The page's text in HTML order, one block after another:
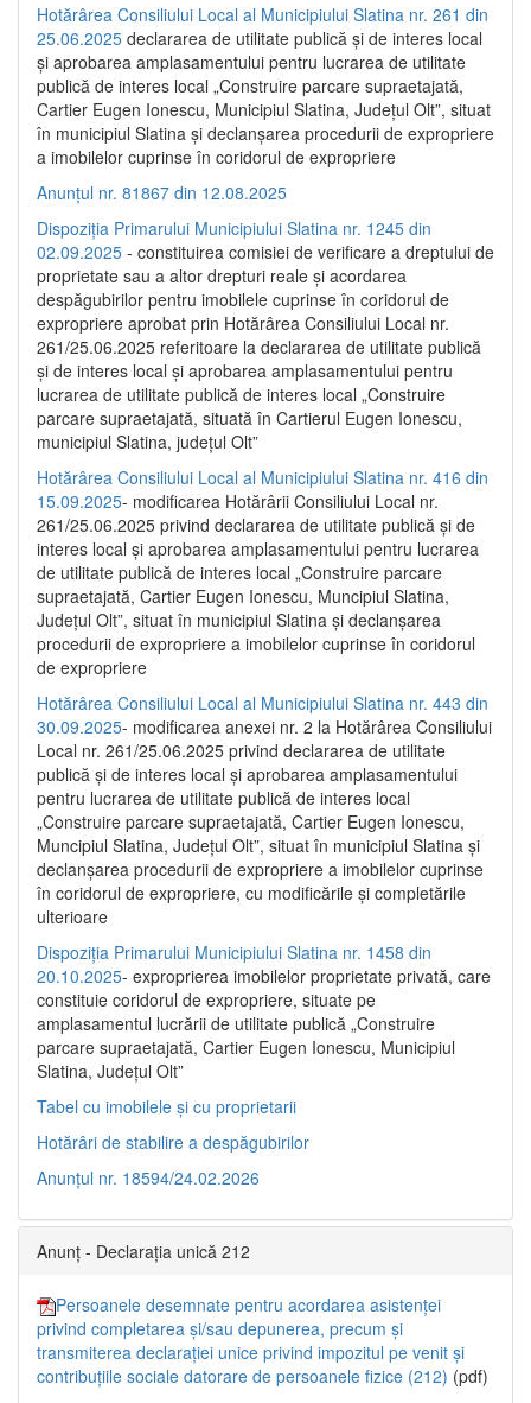
Hotărârea Consiliului Local al Municipiului Slatina nr. 261 din
25.06.2025 declararea de utilitate publică și de interes local
și aprobarea amplasamentului pentru lucrarea de utilitate
publică de interes local „Construire parcare supraetajată,
Cartier Eugen Ionescu, Municipiul Slatina, Județul Olt”, situat
în municipiul Slatina și declanșarea procedurii de expropriere
a imobilelor cuprinse în coridorul de expropriere
Anunțul nr. 81867 din 12.08.2025
Dispoziția Primarului Municipiului Slatina nr. 1245 din
02.09.2025 - constituirea comisiei de verificare a dreptului de
proprietate sau a altor drepturi reale și acordarea
despăgubirilor pentru imobilele cuprinse în coridorul de
expropriere aprobat prin Hotărârea Consiliului Local nr.
261/25.06.2025 referitoare la declararea de utilitate publică
și de interes local și aprobarea amplasamentului pentru
lucrarea de utilitate publică de interes local „Construire
parcare supraetajată, situată în Cartierul Eugen Ionescu,
municipiul Slatina, județul Olt”
Hotărârea Consiliului Local al Municipiului Slatina nr. 416 din
15.09.2025- modificarea Hotărârii Consiliului Local nr.
261/25.06.2025 privind declararea de utilitate publică și de
interes local și aprobarea amplasamentului pentru lucrarea
de utilitate publică de interes local „Construire parcare
supraetajată, Cartier Eugen Ionescu, Muncipiul Slatina,
Județul Olt”, situat în municipiul Slatina și declanșarea
procedurii de expropriere a imobilelor cuprinse în coridorul
de expropriere
Hotărârea Consiliului Local al Municipiului Slatina nr. 443 din
30.09.2025- modificarea anexei nr. 2 la Hotărârea Consiliului
Local nr. 261/25.06.2025 privind declararea de utilitate
publică şi de interes local şi aprobarea amplasamentului
pentru lucrarea de utilitate publică de interes local
„Construire parcare supraetajată, Cartier Eugen Ionescu,
Muncipiul Slatina, Judeţul Olt”, situat în municipiul Slatina şi
declanşarea procedurii de expropriere a imobilelor cuprinse
în coridorul de expropriere, cu modificările şi completările
ulterioare
Dispoziția Primarului Municipiului Slatina nr. 1458 din
20.10.2025- exproprierea imobilelor proprietate privată, care
constituie coridorul de expropriere, situate pe
amplasamentul lucrării de utilitate publică „Construire
parcare supraetajată, Cartier Eugen Ionescu, Municipiul
Slatina, Județul Olt”
Tabel cu imobilele și cu proprietarii
Hotărâri de stabilire a despăgubirilor
Anunțul nr. 18594/24.02.2026
Anunț - Declarația unică 212
Persoanele desemnate pentru acordarea asistenței
privind completarea și/sau depunerea, precum și
transmiterea declarației unice privind impozitul pe venit și
contribuțiile sociale datorare de persoanele fizice (212) (pdf)